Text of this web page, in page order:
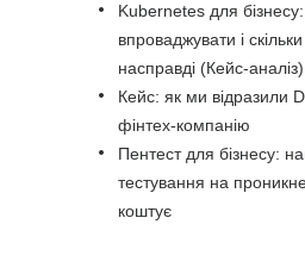
Kubernetes для
впроваджувати і
насправді (Кейс-аналіз)
Кейс: як ми відразили
фінтех-компанію
Пентест для бізнесу:
тестування на
коштує